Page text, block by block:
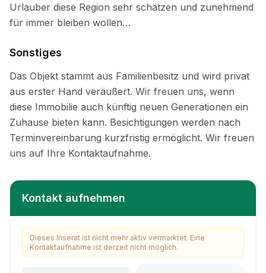
Sonstiges
Kontakt aufnehmen
Dieses Inserat ist nicht mehr aktiv vermarktet. Eine
Kontaktaufnahme ist derzeit nicht möglich.